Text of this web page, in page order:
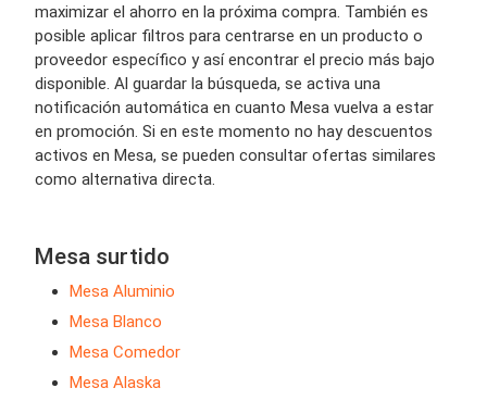
maximizar el ahorro en la próxima compra. También es
posible aplicar filtros para centrarse en un producto o
proveedor específico y así encontrar el precio más bajo
disponible. Al guardar la búsqueda, se activa una
notificación automática en cuanto Mesa vuelva a estar
en promoción. Si en este momento no hay descuentos
activos en Mesa, se pueden consultar ofertas similares
como alternativa directa.
Mesa surtido
Mesa Aluminio
Mesa Blanco
Mesa Comedor
Mesa Alaska